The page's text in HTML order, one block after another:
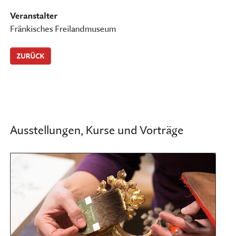
Veranstalter
Fränkisches Freilandmuseum
ZURÜCK
Ausstellungen, Kurse und Vorträge